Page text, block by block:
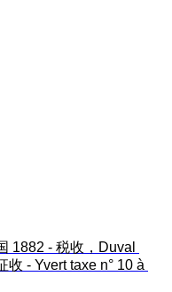
1882 - 税收，Duval
收 - Yvert taxe n° 10 à